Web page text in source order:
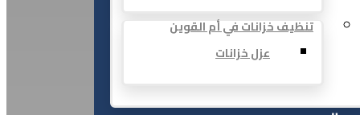
تنظيف خزانات في أم القوين
عزل خزانات